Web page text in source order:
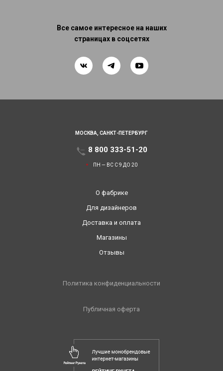
Все самое интересное на наших
страницах в соцсетях
МОСКВА, САНКТ-ПЕТЕРБУРГ
8 800 333-51-20
ПН — ВС С 9 ДО 20
О фабрике
Для дизайнеров
Доставка и оплата
Магазины
Отзывы
Политика конфиденциальности
Публичная оферта